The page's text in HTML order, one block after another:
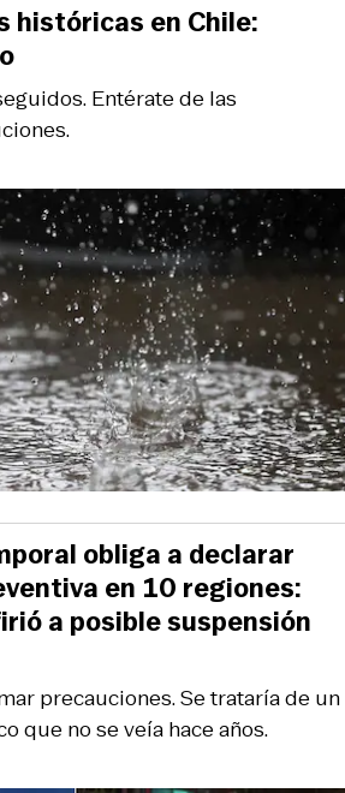
Entérate de las
históricas en Chile:
precauciones. Se trataría de un
que no se veía hace años.
obliga a declarar
en 10 regiones:
a posible suspensión